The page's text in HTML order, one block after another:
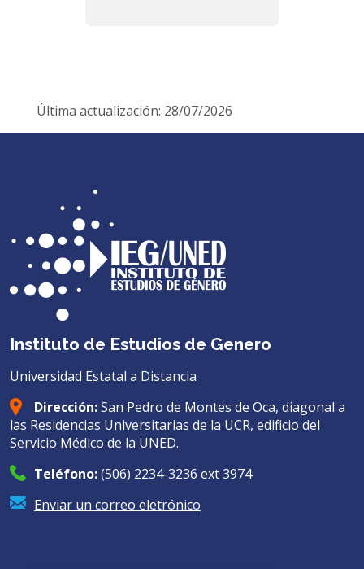
Última actualización: 28/07/2026
Instituto de Estudios de Genero
Universidad Estatal a Distancia
Dirección:San Pedro de Montes de Oca, diagonal a
las Residencias Universitarias de la UCR, edificio del
Servicio Médico de la UNED.
Teléfono:(506) 2234-3236 ext 3974
Enviar un correo eletrónico